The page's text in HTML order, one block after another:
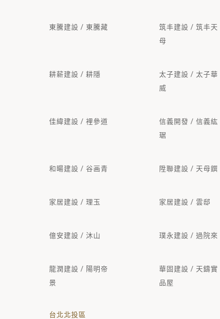
東騰建設 / 東騰藏
筑丰建設 / 筑丰天
母
耕薪建設 / 耕隱
太子建設 / 太子華
威
佳緯建設 / 裡參道
信義開發 / 信義紘
琚
和暘建設 / 谷画青 陞聯建設 / 天母鐉
家居建設 / 理玉 家居建設 / 雲邸
億安建設 / 沐山 璞永建設 / 過院來
龍潤建設 / 陽明帝
景
華固建設 / 天鑄實
品屋
台北北投區